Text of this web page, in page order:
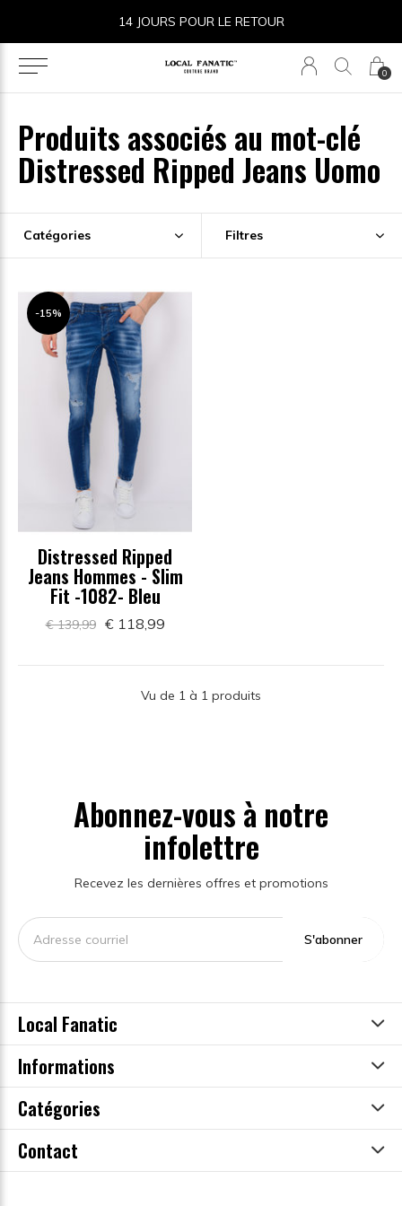
0
14 JOURS POUR LE RETOUR
Produits associés au mot-clé
Distressed Ripped Jeans Uomo
Catégories Filtres
-15%
Distressed Ripped
Jeans Hommes - Slim
Fit -1082- Bleu
€ 139,99 € 118,99
Vu de 1 à 1 produits
Abonnez-vous à notre
infolettre
Recevez les dernières offres et promotions
S'abonner
Local Fanatic
Informations
Catégories
Contact